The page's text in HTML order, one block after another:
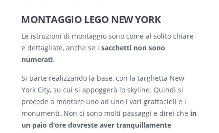
MONTAGGIO LEGO NEW YORK
Le istruzioni di montaggio sono come al solito chiare
e dettagliate, anche se i sacchetti non sono
numerati.
Si parte realizzando la base, con la targhetta New
York City, su cui si appoggerà lo skyline. Quindi si
procede a montare uno ad uno i vari grattacieli e i
monumenti. Non ci sono molti passaggi e direi che in
un paio d’ore dovreste aver tranquillamente